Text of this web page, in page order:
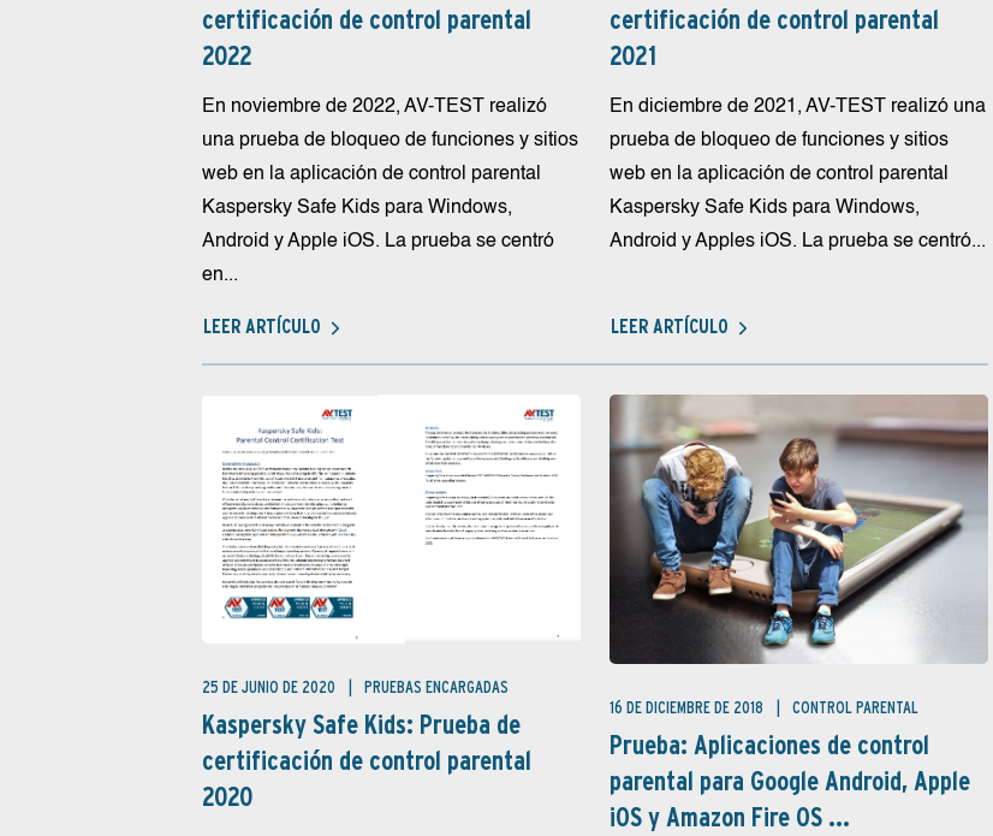
certificación de control parental
2022
En noviembre de 2022, AV-TEST realizó
una prueba de bloqueo de funciones y sitios
web en la aplicación de control parental
Kaspersky Safe Kids para Windows,
Android y Apple iOS. La prueba se centró
en...
LEER ARTÍCULO
certificación de control parental
2021
En diciembre de 2021, AV-TEST realizó una
prueba de bloqueo de funciones y sitios
web en la aplicación de control parental
Kaspersky Safe Kids para Windows,
Android y Apples iOS. La prueba se centró...
LEER ARTÍCULO
25 DE JUNIO DE 2020 PRUEBAS ENCARGADAS
Kaspersky Safe Kids: Prueba de
certificación de control parental
2020
16 DE DICIEMBRE DE 2018 CONTROL PARENTAL
Prueba: Aplicaciones de control
parental para Google Android, Apple
iOS y Amazon Fire OS ...